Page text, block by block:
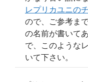
レプリカユニの
ので、ご参考ま
の名前が書いて
で、このような
いて下さい。